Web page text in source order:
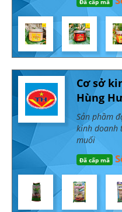
Đã cấp mã
Cơ sở
Hùng
Sản phầm
kinh doanh
muối
Đã cấp mã